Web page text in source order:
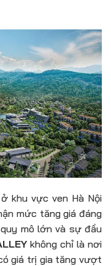
khu vực ven Hà Nội
mức tăng giá đáng
mô lớn và sự đầu
không chỉ là nơi
giá trị gia tăng vượt